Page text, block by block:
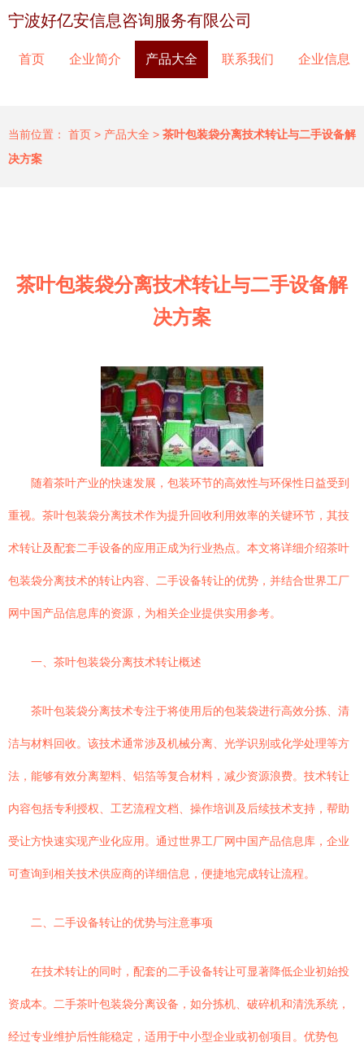
宁波好亿安信息咨询服务有限公司
首页 企业简介 产品大全 联系我们 企业信息
当前位置： 首页 > 产品大全 > 茶叶包装袋分离技术转让与二手设备解
决方案
茶叶包装袋分离技术转让与二手设备解
决方案
随着茶叶产业的快速发展，包装环节的高效性与环保性日益受到
重视。茶叶包装袋分离技术作为提升回收利用效率的关键环节，其技
术转让及配套二手设备的应用正成为行业热点。本文将详细介绍茶叶
包装袋分离技术的转让内容、二手设备转让的优势，并结合世界工厂
网中国产品信息库的资源，为相关企业提供实用参考。
一、茶叶包装袋分离技术转让概述
茶叶包装袋分离技术专注于将使用后的包装袋进行高效分拣、清
洁与材料回收。该技术通常涉及机械分离、光学识别或化学处理等方
法，能够有效分离塑料、铝箔等复合材料，减少资源浪费。技术转让
内容包括专利授权、工艺流程文档、操作培训及后续技术支持，帮助
受让方快速实现产业化应用。通过世界工厂网中国产品信息库，企业
可查询到相关技术供应商的详细信息，便捷地完成转让流程。
二、二手设备转让的优势与注意事项
在技术转让的同时，配套的二手设备转让可显著降低企业初始投
资成本。二手茶叶包装袋分离设备，如分拣机、破碎机和清洗系统，
经过专业维护后性能稳定，适用于中小型企业或初创项目。优势包